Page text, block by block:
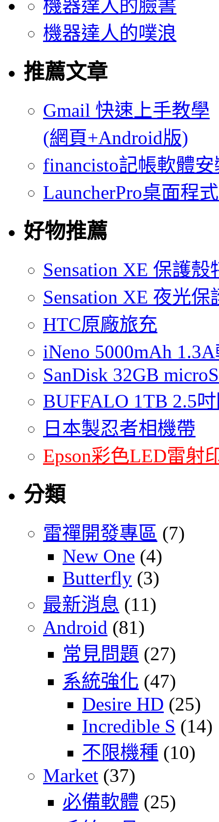
機器達人的臉書
機器達人的噗浪
推薦文章
Gmail 快速上手教學
(網頁+Android版)
financisto記帳軟體
LauncherPro桌面程
好物推薦
Sensation XE 保護殼
Sensation XE 夜光
HTC原廠旅充
iNeno 5000mAh
SanDisk 32GB
BUFFALO 1TB 2.5
日本製忍者相機帶
Epson彩色LED雷射
分類
雷禪開發專區 (7)
New One (4)
Butterfly (3)
最新消息 (11)
Android (81)
常見問題 (27)
系統強化 (47)
Desire HD (25)
Incredible S (14)
不限機種 (10)
Market (37)
必備軟體 (25)